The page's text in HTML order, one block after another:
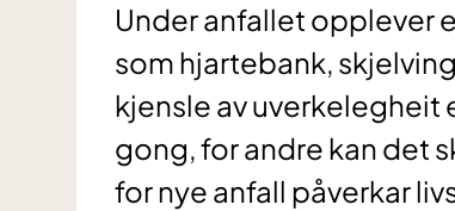
Under anfallet opplever
som hjartebank,
kjensle av uverkelegheit
gong, for andre kan det
for nye anfall påverkar